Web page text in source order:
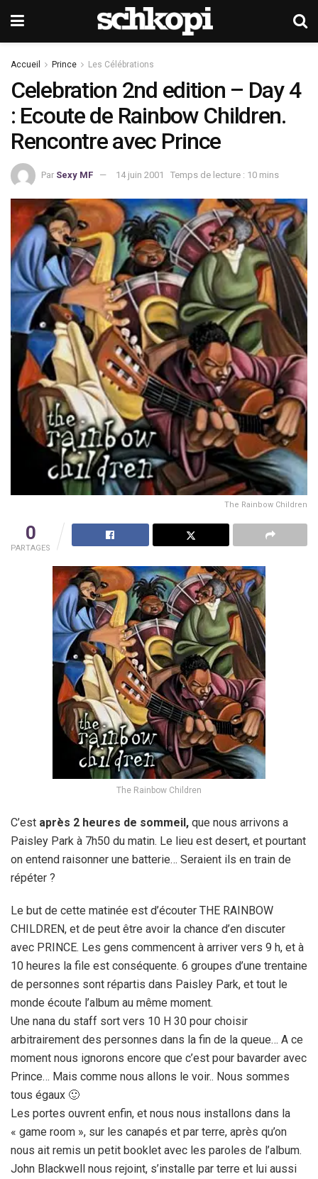
Accueil Prince Les Célébrations
Celebration 2nd edition – Day 4
: Ecoute de Rainbow Children.
Rencontre avec Prince
Par Sexy MF 14 juin 2001 Temps de lecture : 10 mins
The Rainbow Children
0
PARTAGES
The Rainbow Children
C’est après 2 heures de sommeil, que nous arrivons a
Paisley Park à 7h50 du matin. Le lieu est desert, et pourtant
on entend raisonner une batterie… Seraient ils en train de
répéter ?
Le but de cette matinée est d’écouter THE RAINBOW
CHILDREN, et de peut être avoir la chance d’en discuter
avec PRINCE. Les gens commencent à arriver vers 9 h, et à
10 heures la file est conséquente. 6 groupes d’une trentaine
de personnes sont répartis dans Paisley Park, et tout le
monde écoute l’album au même moment.
Une nana du staff sort vers 10 H 30 pour choisir
arbitrairement des personnes dans la fin de la queue… A ce
moment nous ignorons encore que c’est pour bavarder avec
Prince… Mais comme nous allons le voir.. Nous sommes
tous égaux 🙂
Les portes ouvrent enfin, et nous nous installons dans la
« game room », sur les canapés et par terre, après qu’on
nous ait remis un petit booklet avec les paroles de l’album.
John Blackwell nous rejoint, s’installe par terre et lui aussi